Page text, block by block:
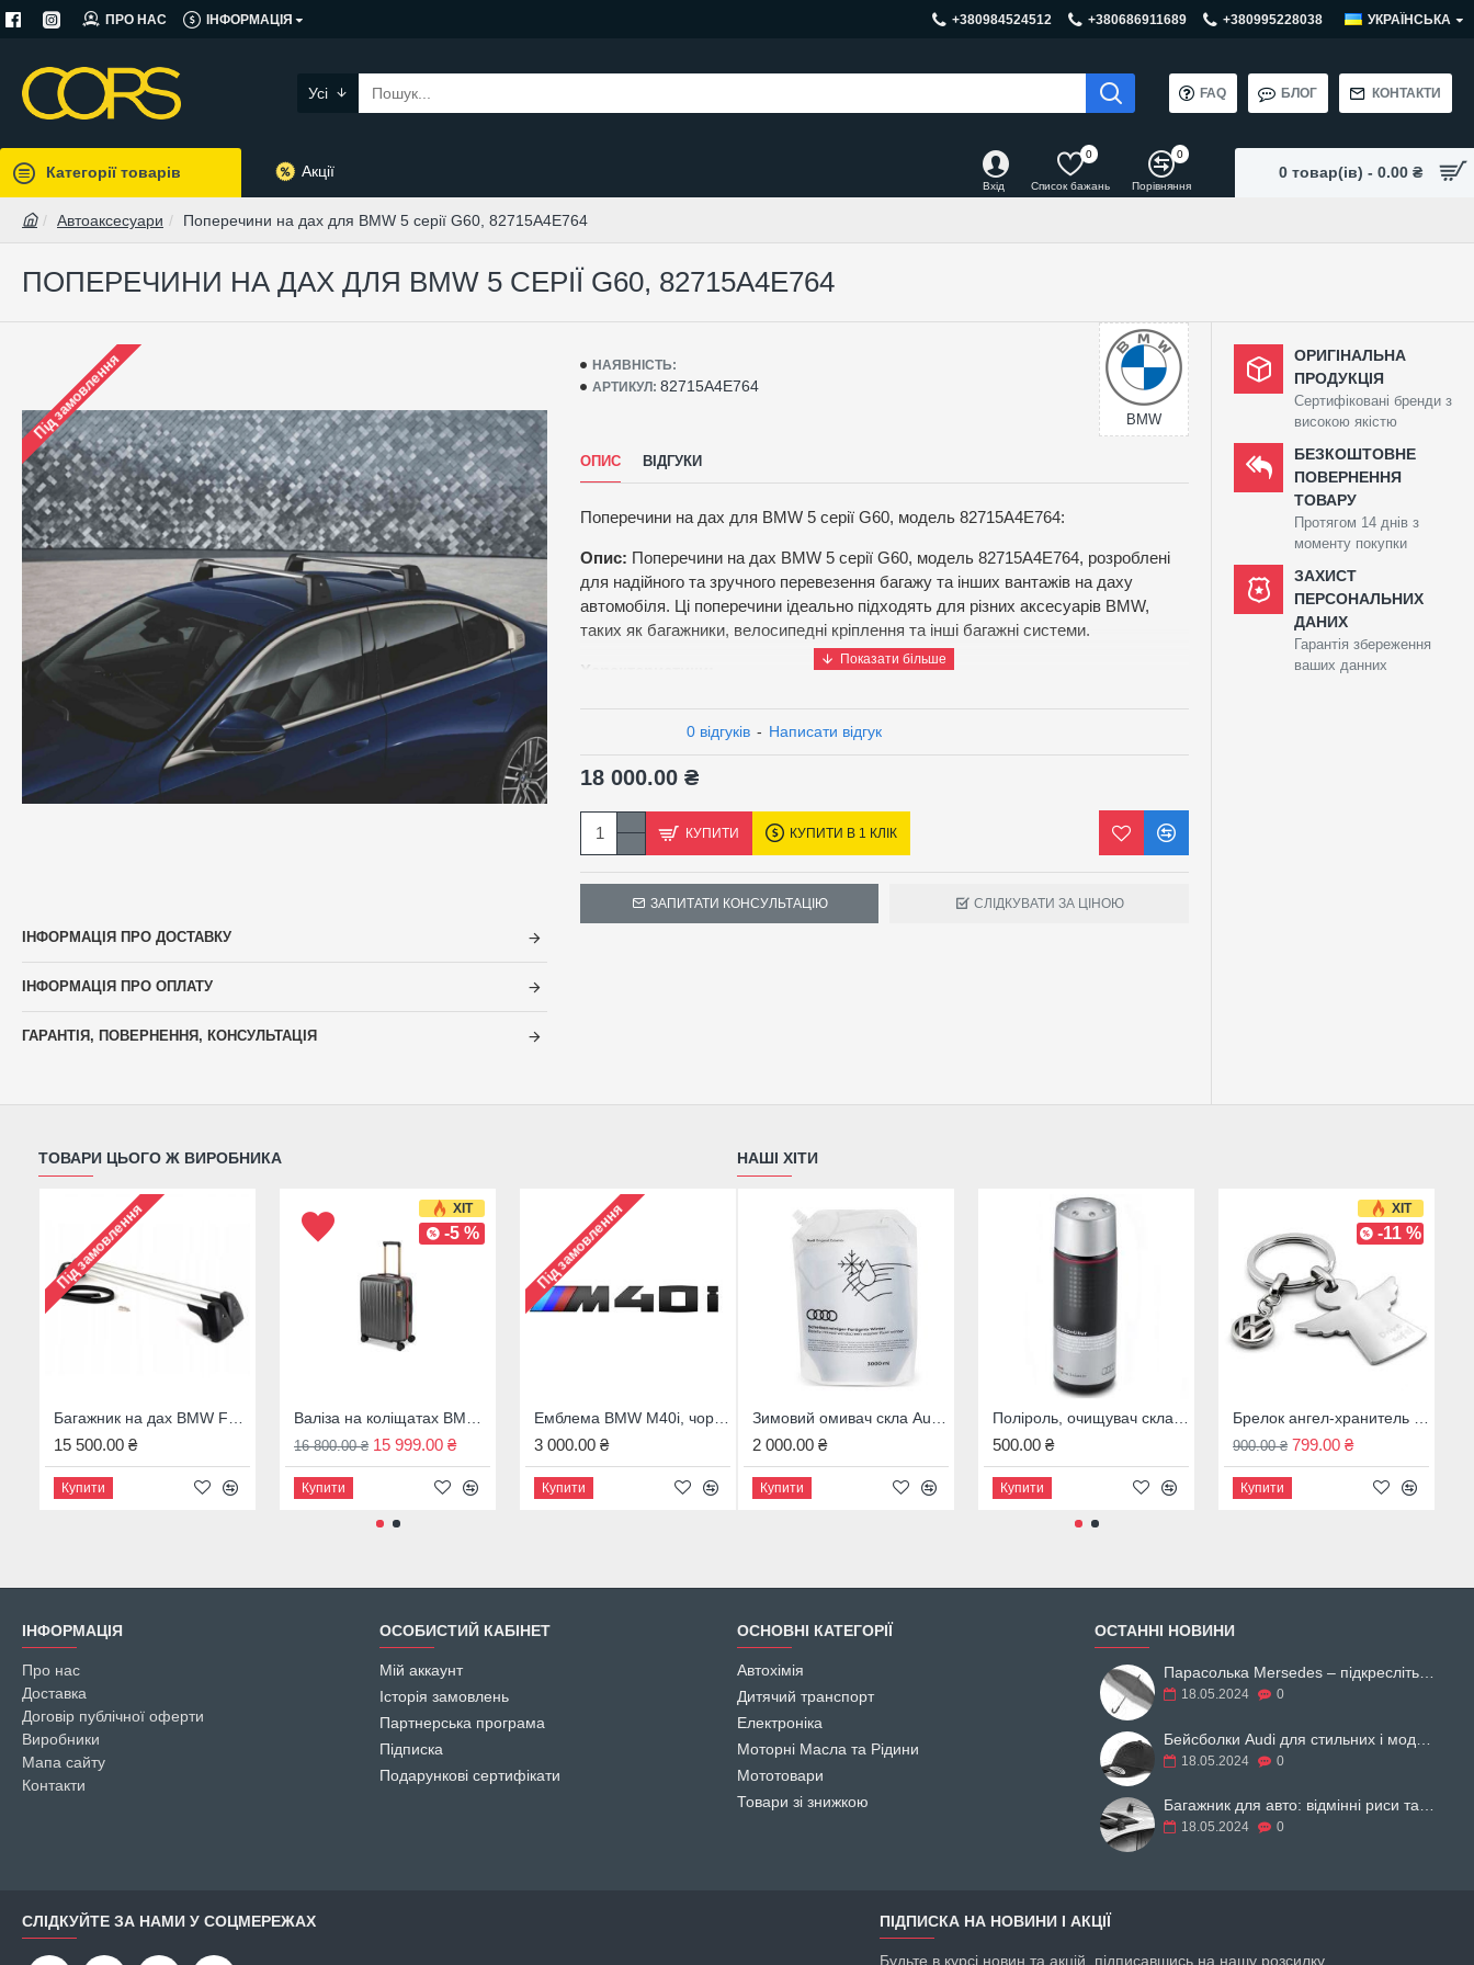
ПРО НАС ІНФОРМАЦІЯ +380984524512 +380686911689 +380995228038 УКРАЇНСЬКА
Усі FAQ БЛОГ КОНТАКТИ
Категорії товарів Акції
Вхід Список бажань
0
Порівняння
0
0 товар(ів) - 0.00 ₴
Автоаксесуари Поперечини на дах для BMW 5 серії G60, 82715A4E764
ПОПЕРЕЧИНИ НА ДАХ ДЛЯ BMW 5 СЕРІЇ G60, 82715A4E764
Під замовлення
ІНФОРМАЦІЯ ПРО ДОСТАВКУ
ІНФОРМАЦІЯ ПРО ОПЛАТУ
ГАРАНТІЯ, ПОВЕРНЕННЯ, КОНСУЛЬТАЦІЯ
ОПИС ВІДГУКИ
Поперечини на дах для BMW 5 серії G60, модель 82715A4E764:
Опис: Поперечини на дах BMW 5 серії G60, модель 82715A4E764, розроблені
для надійного та зручного перевезення багажу та інших вантажів на даху
автомобіля. Ці поперечини ідеально підходять для різних аксесуарів BMW,
таких як багажники, велосипедні кріплення та інші багажні системи.
Характеристики:
Матеріал:Високоякісний алюміній
Сріблястий/чорний
Особливості:
Аеродинамічний дизайн для зменшення шуму та опору повітря
Сумісні з різними багажними аксесуарами BMW
Максимальне навантаження:Відповідає стандартам BMW для безпечного
перевезення вантажів
Ці поперечини є ідеальним вибором для тих, хто шукає надійне та стильне
НАЯВНІСТЬ:
АРТИКУЛ: 82715A4E764
BMW
0 відгуків - Написати відгук
18 000.00 ₴
КУПИТИ КУПИТИ В 1 КЛІК
ЗАПИТАТИ КОНСУЛЬТАЦІЮ СЛІДКУВАТИ ЗА ЦІНОЮ
ОРИГІНАЛЬНА
ПРОДУКЦІЯ
Сертифіковані бренди з
високою якістю
БЕЗКОШТОВНЕ
ПОВЕРНЕННЯ
ТОВАРУ
Протягом 14 днів з
моменту покупки
ЗАХИСТ
ПЕРСОНАЛЬНИХ
ДАНИХ
Гарантія збереження
ваших данних
ТОВАРИ ЦЬОГО Ж ВИРОБНИКА
Під замовлення
Багажник на дах BMW F31, 82712350124
15 500.00 ₴
Купити
ХІТ
-5 %
Валіза на коліщатах BMW M темно-сіра 43 л. 80225A7C973
16 800.00 ₴ 15 999.00 ₴
Купити
Під замовлення
Емблема BMW M40i, чорна - X4 G02, 51142472836
3 000.00 ₴
Купити
2 300.00 ₴
Купити
2 900.00 ₴
Купити
НАШІ ХІТИ
Зимовий омивач скла Audi, 4M8096323B
2 000.00 ₴
Купити
Поліроль, очищувач скла Audi, 00A096329020
500.00 ₴
Купити
ХІТ
-11 %
Брелок ангел-хранитель Volkswagen Drive Safe, 000087010AFJKA 7E9087010
900.00 ₴ 799.00 ₴
Купити
ІНФОРМАЦІЯ
Про нас
Доставка
Договір публічної оферти
Виробники
Мапа сайту
Контакти
ОСОБИСТИЙ КАБІНЕТ
Мій аккаунт
Історія замовлень
Партнерська програма
Підписка
Подарункові сертифікати
ОСНОВНІ КАТЕГОРІЇ
Автохімія
Дитячий транспорт
Електроніка
Моторні Масла та Рідини
Мототовари
Товари зі знижкою
ОСТАННІ НОВИНИ
Парасолька Mersedes – підкресліть свій образ
18.05.2024 0
18.05.2024 0
18.05.2024 0
СЛІДКУЙТЕ ЗА НАМИ У СОЦМЕРЕЖАХ ПІДПИСКА НА НОВИНИ І АКЦІЇ
Будьте в курсі новин та акцій, підписавшись на нашу розсилку